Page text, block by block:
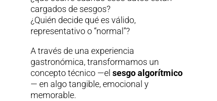
cargados de sesgos?
¿Quién decide qué es válido,
representativo o “normal”?
A través de una experiencia
gastronómica, transformamos un
concepto técnico —el sesgo algorítmico
— en algo tangible, emocional y
memorable.